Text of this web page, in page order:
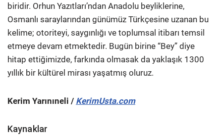
biridir. Orhun Yazıtları’ndan Anadolu beyliklerine,
Osmanlı saraylarından günümüz Türkçesine uzanan bu
kelime; otoriteyi, saygınlığı ve toplumsal itibarı temsil
etmeye devam etmektedir. Bugün birine “Bey” diye
hitap ettiğimizde, farkında olmasak da yaklaşık 1300
yıllık bir kültürel mirası yaşatmış oluruz.
Kerim Yarınıneli / KerimUsta.com
Kaynaklar